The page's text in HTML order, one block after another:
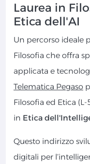
Laurea in
Etica dell'AI
Un percorso ideale
Filosofia che offra
applicata e
Telematica Pegaso
Filosofia ed Etica
in Etica
Questo indirizzo
digitali per